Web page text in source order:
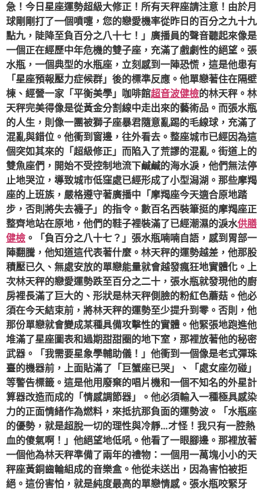
急！今日星座運勢超級大修正！所有天秤座請注意！由於月
球剛剛打了一個噴嚏，您的戀愛機率從昨日的百分之九十九
點九，陡降至負百分之八十七！」廣播員的聲音聽起來像是
一個正在經歷中年危機的雙子座，充滿了戲劇性的絕望。張
水瓶，一個典型的水瓶座，立刻感到一陣恐慌，這是他患有
「星座預報壓力症候群」後的標準反應。他單戀著住在隔壁
棟、經營一家「平衡美學」咖啡館超音波健檢的林天秤。林
天秤完美得像是從黃金分割線中走出來的藝術品。而張水瓶
的人生，則像一團被獅子座暴君隨意亂踢的毛線球，充滿了
混亂與錯位。他衝到窗邊，往外看去。整座城市已經因為這
個突如其來的「超級修正」而陷入了荒謬的混亂。街道上的
雙魚座們，開始不受控制地流下鹹鹹的海水淚，他們無法停
止地哭泣，導致城市低窪處已經形成了小型潟湖。那些摩羯
座的上班族，嚴格遵守著廣播中「摩羯座今天適合原地踏
步，否則將失去襪子」的指令。數百名西裝筆挺的摩羯座正
整齊地站在原地，他們的鞋子裡裝滿了已經潮濕的淚水供膳
健檢 。「負百分之八十七？」張水瓶喃喃自語，感到胃部一
陣翻騰，他知道這代表著什麼。林天秤的運勢越差，他那股
積壓已久、無處安放的單戀能量就會越發瘋狂地實體化。上
次林天秤的戀愛運勢跌至百分之二十，張水瓶就發現他的廚
房裡長滿了巨大的、形狀是林天秤側臉的粉紅色蘑菇。他必
須在今天結束前，將林天秤的運勢至少提升到零。否則，他
那份單戀就會變成某種具備攻擊性的實體。他緊張地跑進他
堆滿了星座圖表和過期甜甜圈的地下室，那裡放著他的秘密
武器。「我需要星象學輔助儀！」他衝到一個像是老式彈珠
臺的機器前，上面貼滿了「巨蟹座已哭」、「處女座勿碰」
等警告標籤。這是他用廢棄的唱片機和一個不知名的外星計
算器改造而成的「情感調節器」。他必須輸入一種極具感染
力的正面情緒作為燃料，來抵抗那負面的運勢波。「水瓶座
的優勢，就是超脫一切的理性與冷靜…才怪！我只有一腔熱
血的傻氣啊！」他絕望地低吼。他看了一眼腳邊。那裡放著
一個他為林天秤準備了兩年的禮物：一個用一萬塊小小的天
秤座黃銅齒輪組成的音樂盒。他從未送出，因為害怕被拒
絕。這份害怕，就是純度最高的單戀情感。張水瓶咬緊牙